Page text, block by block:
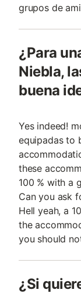
grupos de
¿Para
Niebla,
buena
Yes indeed!
equipadas to
these
100 % with a
Can you ask
Hell yeah, a
the
you should
¿Si